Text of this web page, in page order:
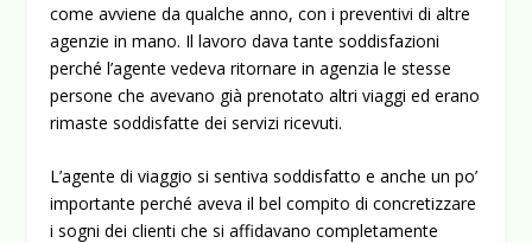
come avviene da qualche anno, con i preventivi di altre
agenzie in mano. Il lavoro dava tante soddisfazioni
perché l’agente vedeva ritornare in agenzia le stesse
persone che avevano già prenotato altri viaggi ed erano
rimaste soddisfatte dei servizi ricevuti.
L’agente di viaggio si sentiva soddisfatto e anche un po’
importante perché aveva il bel compito di concretizzare
i sogni dei clienti che si affidavano completamente